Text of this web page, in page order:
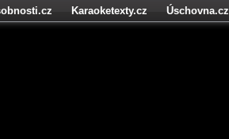
Karaoketexty.cz Úschovna.cz